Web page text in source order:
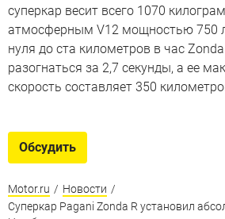
суперкар весит всего 1070
атмосферным V12 мощностью 750
нуля до ста километров в час
разогнаться за 2,7 секунды, а ее
скорость составляет 350
Обсудить
Motor.ru / Новости /
Суперкар Pagani Zonda R установил